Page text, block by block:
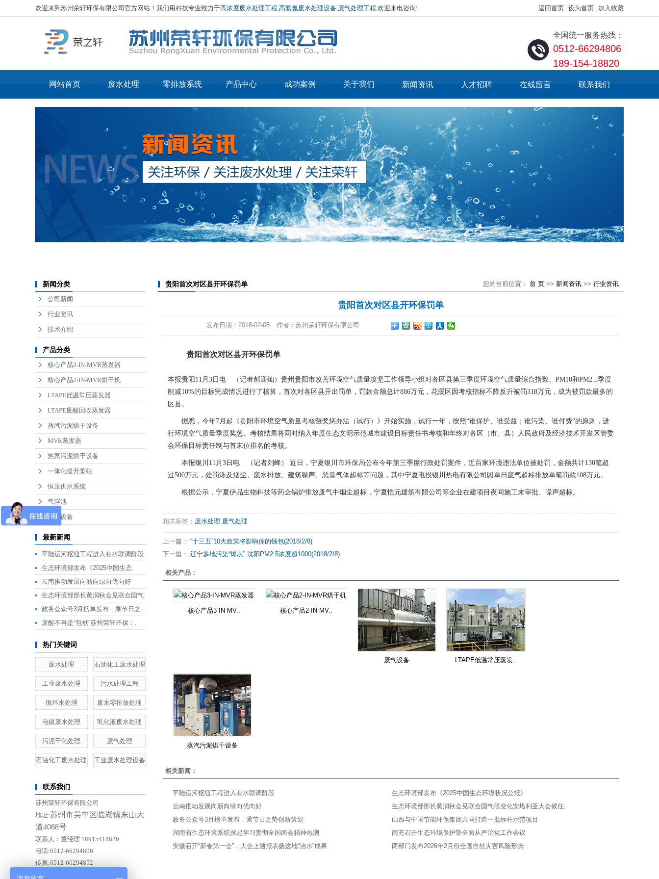
欢迎来到苏州荣轩环保有限公司官方网站！我们用科技专业致力于高浓度废水处理工程,高氨氮废水处理设备,废气处理工程,欢迎来电咨询! 返回首页 | 设为首页 | 加入收藏
全国统一服务热线：
0512-66294806
189-154-18820
网站首页 废水处理
工业废水处理
电镀废水处理
表面处理废水处理
光伏废水处理
线路板废水处理
机械加工废水处理
锂电池废水处理
零排放系统 产品中心
核心产品3-IN-MVR蒸
核心产品2-IN-MVR烘
干机
LTAPE低温常压蒸发器
LTAPE废酸回收蒸发器
蒸汽污泥烘干设备
MVR蒸发器
热泵污泥烘干设备
一体化提升泵站
废气设备
成功案例 关于我们
公司简介
企业文化
厂房环境
荣誉资质
新闻资讯
公司新闻
行业资讯
技术介绍
人才招聘 在线留言 联系我们
新闻分类
公司新闻
行业资讯
技术介绍
产品分类
核心产品3-IN-MVR蒸发器
核心产品2-IN-MVR烘干机
LTAPE低温常压蒸发器
LTAPE废酸回收蒸发器
蒸汽污泥烘干设备
MVR蒸发器
热泵污泥烘干设备
一体化提升泵站
恒压供水系统
气浮池
废气设备
最新新闻
平陆运河枢纽工程进入有水联调阶段
生态环境部发布《2025中国生态.
云南推动发展向新向绿向优向好
生态环境部部长黄润秋会见联合国气.
政务公众号3月榜单发布，乘节日之.
废酸不再是“包袱”苏州荣轩环保：.
热门关键词
废水处理 石油化工废水处理
工业废水处理 污水处理工程
循环水处理 废水零排放处理
电镀废水处理 乳化液废水处理
污泥干化处理 废气处理
石油化工废水处理 工业废水处理设备
联系我们
苏州荣轩环保有限公司
地址:苏州市吴中区临湖镇东山大
道4088号
联系人：董经理 18915418820
电话:0512-66294806
传真:0512-66294852
E-mail:Doishero@rep88.cn
贵阳首次对区县开环保罚单 您的当前位置： 首 页 >> 新闻资讯 >> 行业资讯
贵阳首次对区县开环保罚单
发布日期： 2018-02-08 作者： 苏州荣轩环保有限公司
贵阳首次对区县开环保罚单
本报贵阳11月3日电 （记者郝迎灿）贵州贵阳市改善环境空气质量攻坚工作领导小组对各区县第三季度环境空气质量综合指数、PM10和PM2.5季度
削减10%的目标完成情况进行了核算，首次对各区县开出罚单，罚款金额总计886万元，花溪区因考核指标不降反升被罚318万元，成为被罚款最多的
区县。
据悉，今年7月起《贵阳市环境空气质量考核暨奖惩办法（试行）》开始实施，试行一年，按照“谁保护、谁受益；谁污染、谁付费”的原则，进
行环境空气质量季度奖惩。考核结果将同时纳入年度生态文明示范城市建设目标责任书考核和年终对各区（市、县）人民政府及经济技术开发区管委
会环保目标责任制与首末位排名的考核。
本报银川11月3日电 （记者刘峰） 近日，宁夏银川市环保局公布今年第三季度行政处罚案件，近百家环境违法单位被处罚，金额共计130笔超
过500万元，处罚涉及烟尘、废水排放、建筑噪声、恶臭气体超标等问题，其中宁夏电投银川热电有限公司因单日废气超标排放单笔罚款108万元。
根据公示，宁夏伊品生物科技等药企锅炉排放废气中烟尘超标，宁夏恺元建筑有限公司等企业在建项目夜间施工未审批、噪声超标。
相关标签： 废水处理 废气处理
上一篇： “十三五”10大政策将影响你的钱包(2018/2/8)
下一篇： 辽宁多地污染“爆表” 沈阳PM2.5浓度超1000(2018/2/8)
相关产品：
核心产品3-IN-MV.. 核心产品2-IN-MV..
废气设备 LTAPE低温常压蒸发..
蒸汽污泥烘干设备
相关新闻：
平陆运河枢纽工程进入有水联调阶段
生态环境部发布《2025中国生态环境状况公报》
云南推动发展向新向绿向优向好
生态环境部部长黄润秋会见联合国气候变化安塔利亚大会候任..
政务公众号3月榜单发布，乘节日之势创新策划
山西与中国节能环保集团共同打造一批标杆示范项目
湖南省生态环境系统掀起学习贯彻全国两会精神热潮
南充召开生态环境保护暨全面从严治党工作会议
安徽召开“新春第一会”，大会上通报表扬这地“治水”成果
两部门发布2026年2月份全国自然灾害风险形势